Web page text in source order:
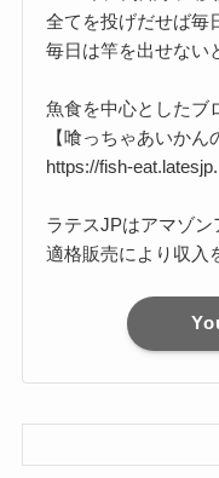
全てを投げだせば毎
毎日は竿を出せない
魚食を中心としたブ
【喰っちゃあいかん
https://fish-
ラテスJPはアマゾン
適格販売により収入